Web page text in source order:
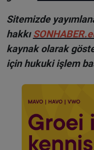
Sitemizde
hakkı
kaynak olarak
için hukuki işlem